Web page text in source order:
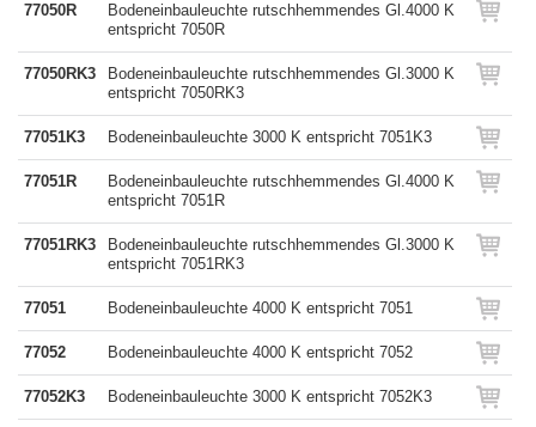
77050R
Bodeneinbauleuchte rutschhemmendes Gl.4000 K
entspricht 7050R
77050RK3
Bodeneinbauleuchte rutschhemmendes Gl.3000 K
entspricht 7050RK3
77051K3 Bodeneinbauleuchte 3000 K entspricht 7051K3
77051R
Bodeneinbauleuchte rutschhemmendes Gl.4000 K
entspricht 7051R
77051RK3
Bodeneinbauleuchte rutschhemmendes Gl.3000 K
entspricht 7051RK3
77051 Bodeneinbauleuchte 4000 K entspricht 7051
77052 Bodeneinbauleuchte 4000 K entspricht 7052
77052K3 Bodeneinbauleuchte 3000 K entspricht 7052K3